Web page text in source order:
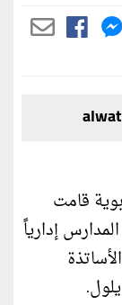
قامت
إدارياً
والأساتذة